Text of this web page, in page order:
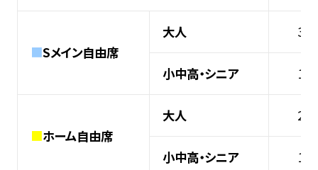
■Sメイン自由席
大人
小中高・シニア
■ホーム自由席
大人
小中高・シニア